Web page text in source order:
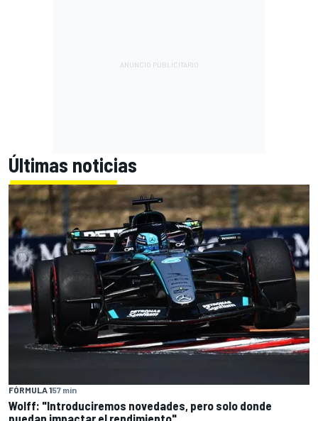
Últimas noticias
FÓRMULA 157 min
Wolff: "Introduciremos novedades, pero solo donde
puedan impactar el rendimiento"